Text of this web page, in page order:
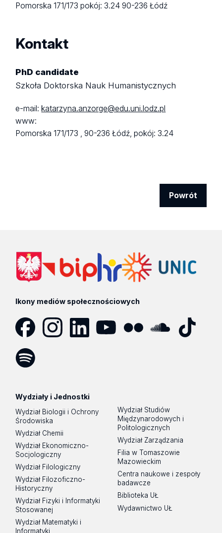
Pomorska 171/173pokój: 3.2490-236 Łódź
Kontakt
PhD candidate
Szkoła Doktorska Nauk Humanistycznych
e-mail: katarzyna.anzorge@edu.uni.lodz.pl
www:
Pomorska 171/173 ,90-236 Łódź,pokój: 3.24
Powrót
Ikony mediów społecznościowych
Wydziały i Jednostki
Wydział Biologii i Ochrony
Środowiska
Wydział Chemii
Wydział Ekonomiczno-
Socjologiczny
Wydział Filologiczny
Wydział Filozoficzno-
Historyczny
Wydział Fizyki i Informatyki
Stosowanej
Wydział Matematyki i
Informatyki
Wydział Studiów
Międzynarodowych i
Politologicznych
Wydział Zarządzania
Filia w Tomaszowie
Mazowieckim
Centra naukowe i zespoły
badawcze
Biblioteka UŁ
Wydawnictwo UŁ